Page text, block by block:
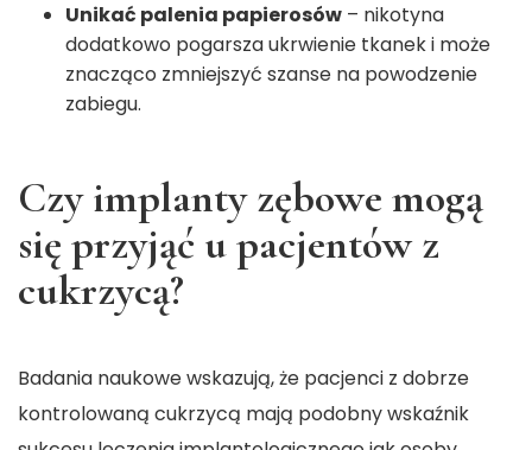
Unikać palenia papierosów – nikotyna
dodatkowo pogarsza ukrwienie tkanek i może
znacząco zmniejszyć szanse na powodzenie
zabiegu.
Czy implanty zębowe mogą
się przyjąć u pacjentów z
cukrzycą?
Badania naukowe wskazują, że pacjenci z dobrze
kontrolowaną cukrzycą mają podobny wskaźnik